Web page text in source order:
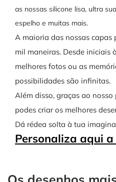
as nossas silicone lisa, ultra
espelho e muitas mais.
A maioria das nossas capas
mil maneiras. Desde iniciais
melhores fotos ou as
possibilidades são infinitas.
Além disso, graças ao
podes criar os melhores
Dá rédea solta à tua
Personaliza aqui